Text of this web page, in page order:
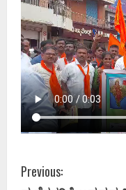
C
Previous: